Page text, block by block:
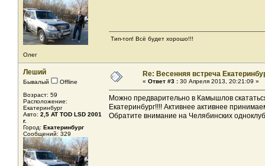
Олег
Тип-топ! Всё будет хорошо!!!
Леший
Бывалый
Offline
Возраст: 59
Расположение:
Екатеринбург
Авто: 2,5 AT TOD LSD 2001
г.
Город: Екатеринбург
Сообщений: 329
Re: Весенняя встреча
« Ответ #3 : 30 Апреля 2013, 20:21:09 »
Можно предварительно в Камышлов
Екатеринбург!!!! Активнее активнее
Обратите внимание на Челябинских